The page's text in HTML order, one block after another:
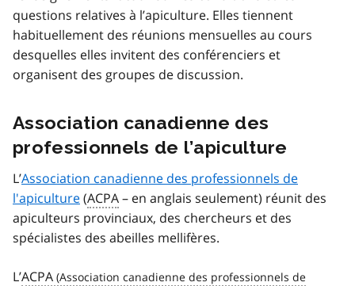
questions relatives à l’apiculture. Elles tiennent
habituellement des réunions mensuelles au cours
desquelles elles invitent des conférenciers et
organisent des groupes de discussion.
Association canadienne des
professionnels de l’apiculture
L’Association canadienne des professionnels de
l'apiculture(ACPA– en anglais seulement) réunit des
apiculteurs provinciaux, des chercheurs et des
spécialistes des abeilles mellifères.
L’ACPA